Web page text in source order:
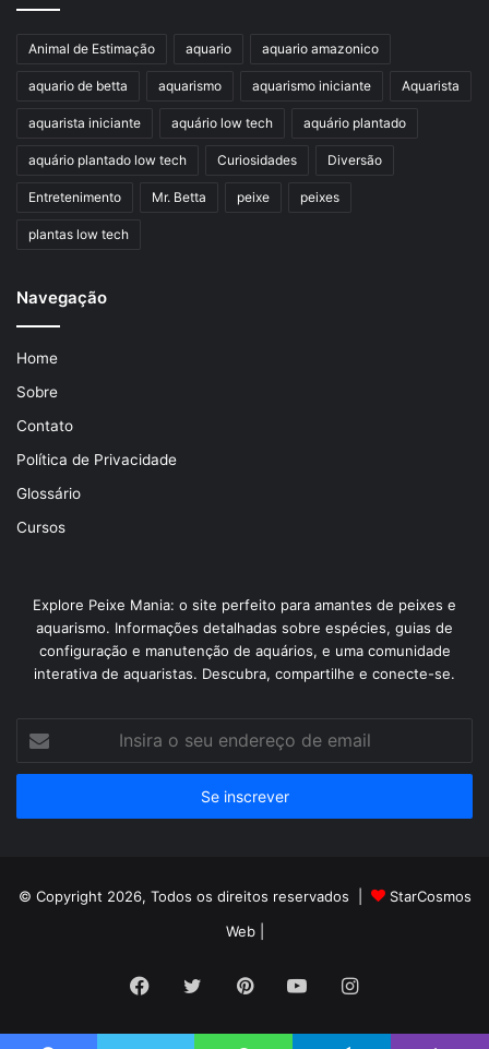
Animal de Estimação aquario aquario amazonico
aquario de betta aquarismo aquarismo iniciante Aquarista
aquarista iniciante aquário low tech aquário plantado
aquário plantado low tech Curiosidades Diversão
Entretenimento Mr. Betta peixe peixes
plantas low tech
Navegação
Home
Sobre
Contato
Política de Privacidade
Glossário
Cursos
Explore Peixe Mania: o site perfeito para amantes de peixes e
aquarismo. Informações detalhadas sobre espécies, guias de
configuração e manutenção de aquários, e uma comunidade
interativa de aquaristas. Descubra, compartilhe e conecte-se.
seu
de
© Copyright 2026, Todos os direitos reservados |
StarCosmos
Web|
Facebook
TwitterPinterestYouTubeInstagram